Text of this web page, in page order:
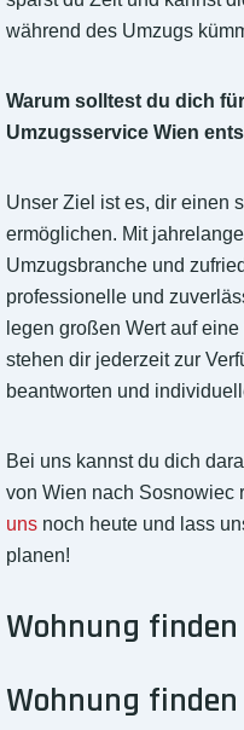
während des Umzugs
Warum solltest du dich
Umzugsservice Wien
Unser Ziel ist es, dir einen
ermöglichen. Mit
Umzugsbranche und
professionelle und
legen großen Wert auf
stehen dir jederzeit zur
beantworten und
Bei uns kannst du dich
von Wien nach Sosnowiec
uns noch heute und lass
planen!
Wohnung
Wohnung